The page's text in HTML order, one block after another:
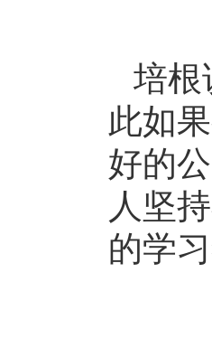
培根
此如
好的
人坚
的学